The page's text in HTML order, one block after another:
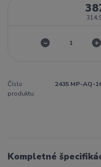
Číslo
produktu:
2435 MP-AQ-
Kompletné